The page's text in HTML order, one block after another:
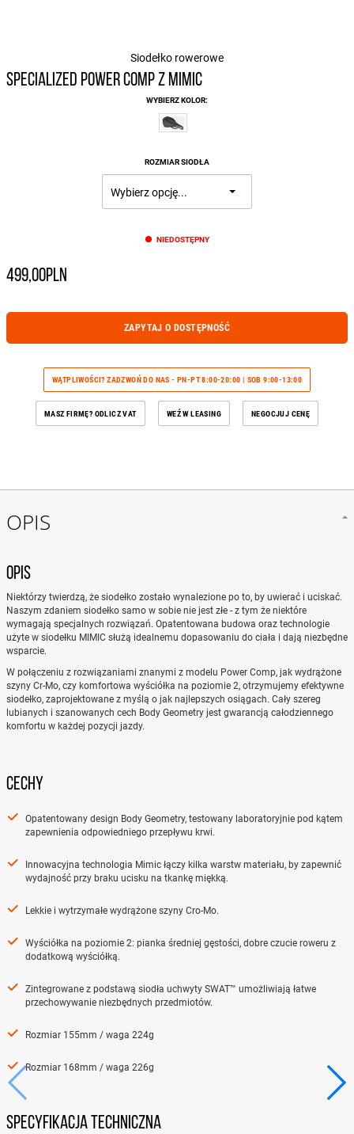
Siodełko rowerowe
SPECIALIZED POWER COMP Z MIMIC
WYBIERZ KOLOR:
ROZMIAR SIODŁA
NIEDOSTĘPNY
499,00PLN
ZAPYTAJ O DOSTĘPNOŚĆ
WĄTPLIWOŚCI? ZADZWOŃ DO NAS - PN-PT 8:00-20:00 | SOB 9:00-13:00
MASZ FIRMĘ? ODLICZ VAT WEŹ W LEASING NEGOCJUJ CENĘ
OPIS
OPIS
Niektórzy twierdzą, że siodełko zostało wynalezione po to, by uwierać i uciskać.
Naszym zdaniem siodełko samo w sobie nie jest złe - z tym że niektóre
wymagają specjalnych rozwiązań. Opatentowana budowa oraz technologie
użyte w siodełku MIMIC służą idealnemu dopasowaniu do ciała i dają niezbędne
wsparcie.
W połączeniu z rozwiązaniami znanymi z modelu Power Comp, jak wydrążone
szyny Cr-Mo, czy komfortowa wyściółka na poziomie 2, otrzymujemy efektywne
siodełko, zaprojektowane z myślą o jak najlepszych osiągach. Cały szereg
lubianych i szanowanych cech Body Geometry jest gwarancją całodziennego
komfortu w każdej pozycji jazdy.
CECHY
Opatentowany design Body Geometry, testowany laboratoryjnie pod kątem
zapewnienia odpowiedniego przepływu krwi.
Innowacyjna technologia Mimic łączy kilka warstw materiału, by zapewnić
wydajność przy braku ucisku na tkankę miękką.
Lekkie i wytrzymałe wydrążone szyny Cro-Mo.
Wyściółka na poziomie 2: pianka średniej gęstości, dobre czucie roweru z
dodatkową wyściółką.
Zintegrowane z podstawą siodła uchwyty SWAT™ umożliwiają łatwe
przechowywanie niezbędnych przedmiotów.
Rozmiar 155mm / waga 224g
Rozmiar 168mm / waga 226g
SPECYFIKACJA TECHNICZNA